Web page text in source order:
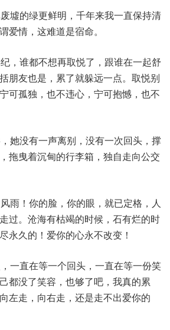
墟的绿更鲜明，千年来我一直保持清
爱情，这难道是宿命。
，谁都不想再取悦了，跟谁在一起舒
朋友也是，累了就躲远一点。取悦别
可孤独，也不违心，宁可抱憾，也不
她没有一声离别，没有一次回头，撑
拖曳着沉甸的行李箱，独自走向公交
雨！你的脸，你的眼，就已定格，人
过。沧海有枯竭的时候，石有烂的时
永久的！爱你的心永不改变！
一直在等一个回头，一直在等一份笑
都没了笑容，也够了吧，我真的累
左走，向右走，还是走不出爱你的